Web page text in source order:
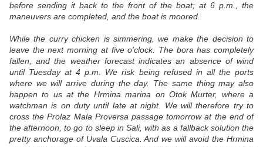
before sending it back to the front of the boat; at 6 p.m., the
maneuvers are completed, and the boat is moored.
While the curry chicken is simmering, we make the decision to
leave the next morning at five o'clock. The bora has completely
fallen, and the weather forecast indicates an absence of wind
until Tuesday at 4 p.m. We risk being refused in all the ports
where we will arrive during the day. The same thing may also
happen to us at the Hrmina marina on Otok Murter, where a
watchman is on duty until late at night. We will therefore try to
cross the Prolaz Mala Proversa passage tomorrow at the end of
the afternoon, to go to sleep in Sali, with as a fallback solution the
pretty anchorage of Uvala Cuscica. And we will avoid the Hrmina